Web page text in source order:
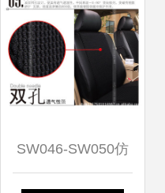
SW046-SW050仿